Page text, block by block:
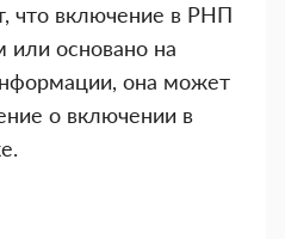
что включение в РНП
основано на
она может
о включении в